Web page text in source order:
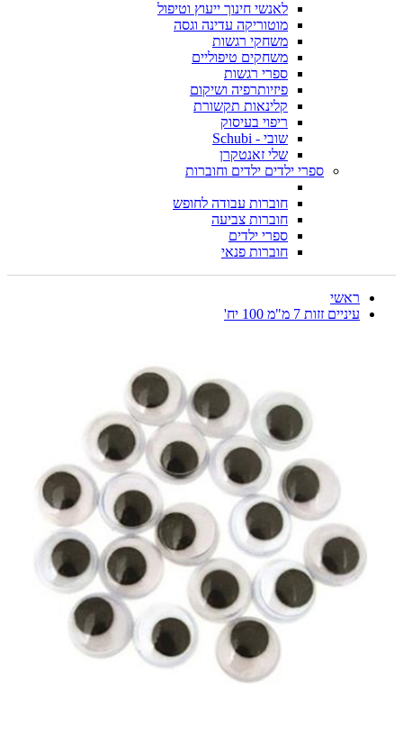
לאנשי חינוך ייעוץ וטיפול
מוטוריקה עדינה וגסה
משחקי רגשות
משחקים טיפוליים
ספרי רגשות
פיזיותרפיה ושיקום
קלינאות תקשורת
ריפוי בעיסוק
שובי - Schubi
שלי זאנטקרן
ספרי ילדים ילדים וחוברות
חוברות עבודה לחופש
חוברות צביעה
ספרי ילדים
חוברות פנאי
ראשי
עיניים זזות 7 מ"מ 100 יח'